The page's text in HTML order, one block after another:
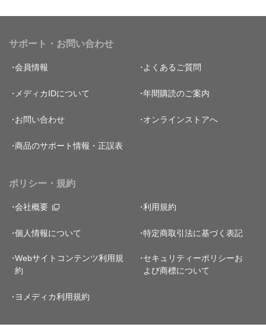
サポート・お問い合わせ
会員情報 よくあるご質問
メディカIDについて 年間購読のご案内
お問い合わせ オンラインストアへ
商品のサポート情報・正誤表
ポリシー・規約
会社概要 利用規約
個人情報について 特定商取引法に基づく表記
Webサイトコンテンツ利用規
約
セキュリティーポリシーお
よび商標について
ヨメディカ利用規約